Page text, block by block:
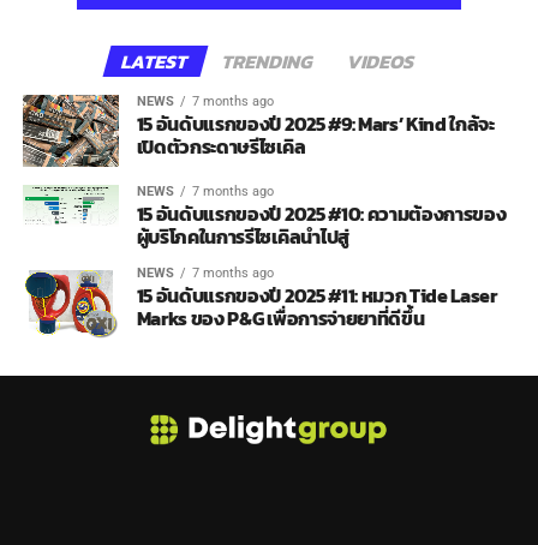
LATEST TRENDING VIDEOS
NEWS 7 months ago
15 อันดับแรกของปี 2025 #9: Mars’ Kind ใกล้จะ
เปิดตัวกระดาษรีไซเคิล
NEWS 7 months ago
15 อันดับแรกของปี 2025 #10: ความต้องการของ
ผู้บริโภคในการรีไซเคิลนำไปสู่
NEWS 7 months ago
15 อันดับแรกของปี 2025 #11: หมวก Tide Laser
Marks ของ P&G เพื่อการจ่ายยาที่ดีขึ้น